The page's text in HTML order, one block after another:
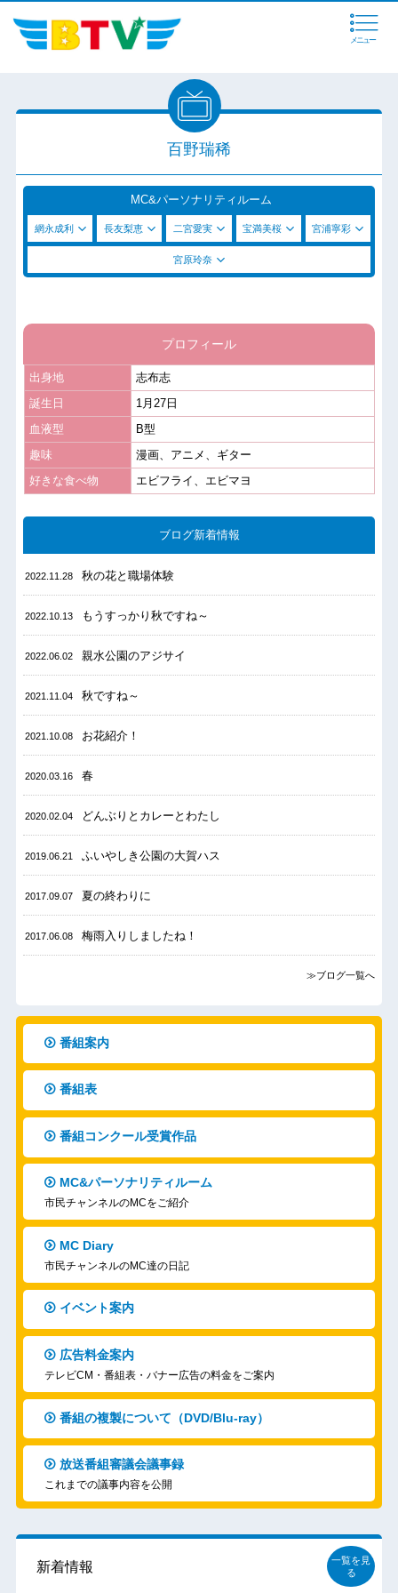
メニュー
百野瑞稀
MC&パーソナリティルーム
網永成利 長友梨恵 二宮愛実 宝満美桜 宮浦寧彩
宮原玲奈
プロフィール
出身地
志布志
誕生日
1月27日
血液型
B型
趣味
漫画、アニメ、ギター
好きな食べ物
エビフライ、エビマヨ
ブログ新着情報
2022.11.28 秋の花と職場体験
2022.10.13 もうすっかり秋ですね～
2022.06.02 親水公園のアジサイ
2021.11.04 秋ですね～
2021.10.08 お花紹介！
2020.03.16 春
2020.02.04 どんぶりとカレーとわたし
2019.06.21 ふいやしき公園の大賀ハス
2017.09.07 夏の終わりに
2017.06.08 梅雨入りしましたね！
≫ブログ一覧へ
番組案内
番組表
番組コンクール受賞作品
MC&パーソナリティルーム
市民チャンネルのMCをご紹介
MC Diary
市民チャンネルのMC達の日記
イベント案内
広告料金案内
テレビCM・番組表・バナー広告の料金をご案内
番組の複製について（DVD/Blu-ray）
放送番組審議会議事録
これまでの議事内容を公開
新着情報
一覧を見
る